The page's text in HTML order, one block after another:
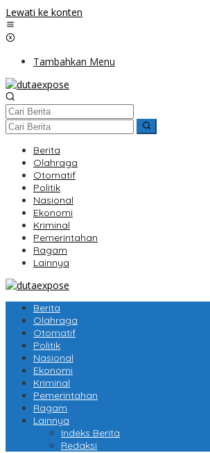
Lewati ke konten
Tambahkan Menu
Berita
Olahraga
Otomatif
Politik
Nasional
Ekonomi
Kriminal
Pemerintahan
Ragam
Lainnya
Berita
Olahraga
Otomatif
Politik
Nasional
Ekonomi
Kriminal
Pemerintahan
Ragam
Lainnya
Indeks Berita
Redaksi